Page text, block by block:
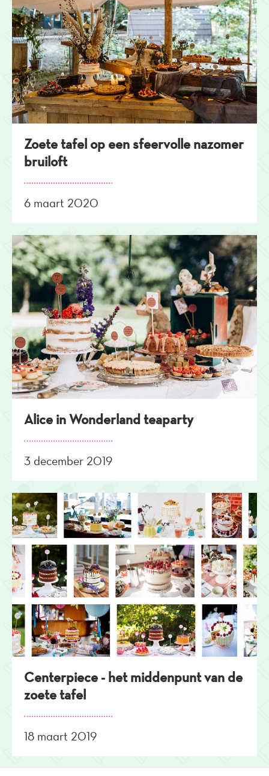
Zoete tafel op een sfeervolle nazomer
bruiloft
6 maart 2020
Alice in Wonderland teaparty
3 december 2019
Centerpiece - het middenpunt van de
zoete tafel
18 maart 2019